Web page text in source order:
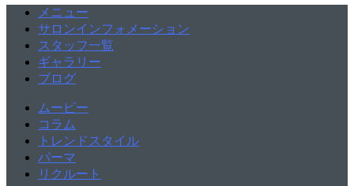
メニュー
サロンインフォメーション
スタッフ一覧
ギャラリー
ブログ
ムービー
コラム
トレンドスタイル
パーマ
リクルート